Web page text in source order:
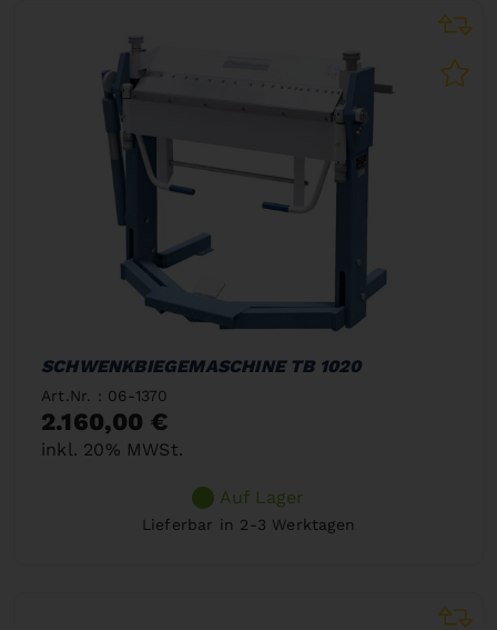
SCHWENKBIEGEMASCHINE TB 1020
Art.Nr. : 06-1370
2.160,00 €
inkl. 20% MWSt.
Auf Lager
Lieferbar in 2-3 Werktagen